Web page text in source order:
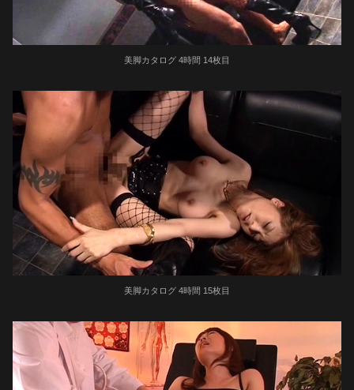
美脚カタログ 4時間 14枚目
美脚カタログ 4時間 15枚目